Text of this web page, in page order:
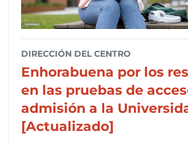
DIRECCIÓN DEL CENTRO
Enhorabuena por los
en las pruebas de
admisión a la
[Actualizado]